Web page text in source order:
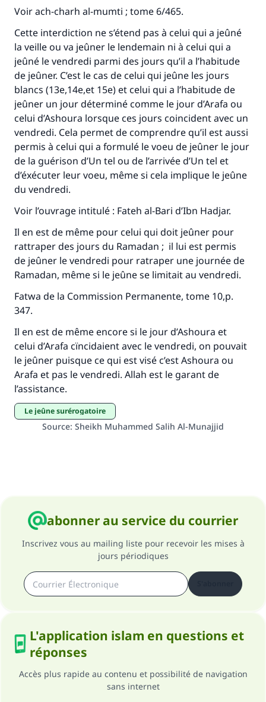
Voir ach-charh al-mumti ; tome 6/465.
Cette interdiction ne s’étend pas à celui qui a jeûné
la veille ou va jeûner le lendemain ni à celui qui a
jeûné le vendredi parmi des jours qu’il a l’habitude
de jeûner. C’est le cas de celui qui jeûne les jours
blancs (13e,14e,et 15e) et celui qui a l’habitude de
jeûner un jour déterminé comme le jour d’Arafa ou
celui d’Ashoura lorsque ces jours coincident avec un
vendredi. Cela permet de comprendre qu’il est aussi
permis à celui qui a formulé le voeu de jeûner le jour
de la guérison d’Un tel ou de l’arrivée d’Un tel et
d’éxécuter leur voeu, même si cela implique le jeûne
du vendredi.
Voir l’ouvrage intitulé : Fateh al-Bari d’Ibn Hadjar.
Il en est de même pour celui qui doit jeûner pour
rattraper des jours du Ramadan ; il lui est permis
de jeûner le vendredi pour ratraper une journée de
Ramadan, même si le jeûne se limitait au vendredi.
Fatwa de la Commission Permanente, tome 10,p.
347.
Il en est de même encore si le jour d’Ashoura et
celui d’Arafa cïncidaient avec le vendredi, on pouvait
le jeûner puisque ce qui est visé c’est Ashoura ou
Arafa et pas le vendredi. Allah est le garant de
l’assistance.
Le jeûne surérogatoire
Source: Sheikh Muhammed Salih Al-Munajjid
abonner au service du courrier
Inscrivez vous au mailing liste pour recevoir les mises à
jours périodiques
L'application islam en questions et
réponses
Accès plus rapide au contenu et possibilité de navigation
sans internet